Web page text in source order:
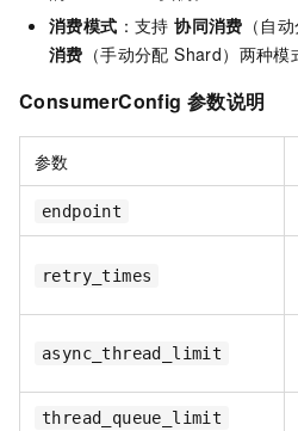
消费模式 ：支持协同消费 （自
消费 （手动分配 Shard）两种模
ConsumerConfig 参数说明
参数
endpoint
retry_times
async_thread_limit
thread_queue_limit